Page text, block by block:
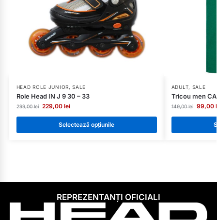
HEAD ROLE JUNIOR,SALE
Role Head IN J 9 30 – 33
299,00lei 229,00 lei
Selectează opțiunile
ADULT, SALE
Tricou men
149,00lei 99,00
REPREZENTANȚI OFICIALI